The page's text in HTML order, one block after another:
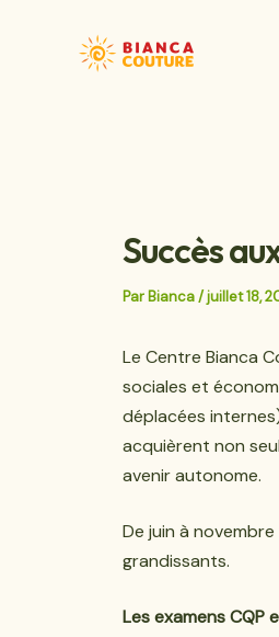
Succès
Par Bianca/juillet 18,
Le Centre Bianca
sociales et
déplacées
acquièrent non
avenir autonome.
De juin à
grandissants.
Les examens CQP
des
articles